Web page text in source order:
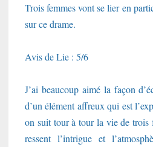
Trois femmes vont se lier en
sur ce drame.
Avis de Lie : 5/6
J’ai beaucoup aimé la façon
d’un élément affreux qui est
on suit tour à tour la vie de trois
ressent l’intrigue et